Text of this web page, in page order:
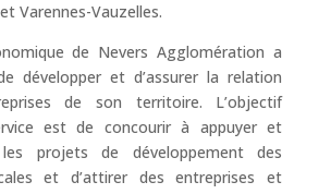
Varennes-Vauzelles.
de Nevers Agglomération a
développer et d’assurer la relation
de son territoire. L’objectif
est de concourir à appuyer et
les projets de développement des
et d’attirer des entreprises et